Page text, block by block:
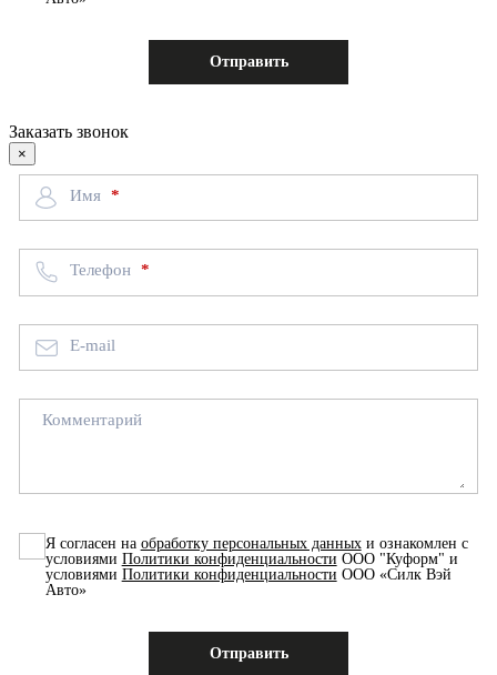
Заказать звонок
×
Имя
Телефон
E-mail
Комментарий
Я согласен на обработку персональных данныхи ознакомлен с
условиями Политики конфиденциальности ООО "Куформ" и
условиями Политики конфиденциальности ООО «Силк Вэй
Авто»